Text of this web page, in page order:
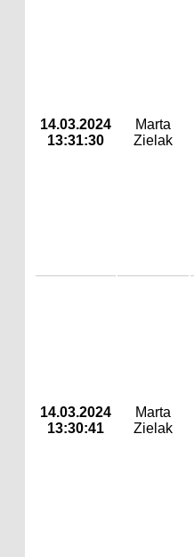
14.03.2024
13:31:30
Marta
Zielak
14.03.2024
13:30:41
Marta
Zielak